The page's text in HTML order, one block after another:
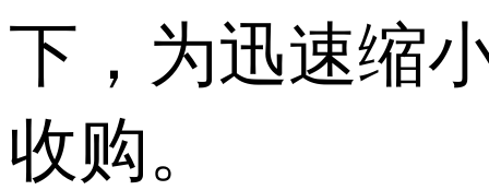
下，为迅速缩
收购。